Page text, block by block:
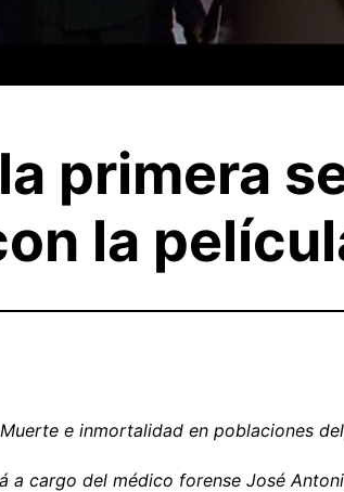
primera
la
e inmortalidad en poblaciones del
a cargo del médico forense José